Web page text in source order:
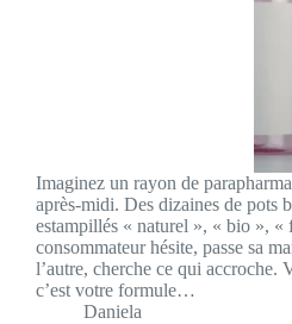
Imaginez un rayon de
après-midi. Des dizaines de pots
estampillés « naturel », « bio », «
consommateur hésite, passe sa
l’autre, cherche ce qui accroche.
c’est votre formule…
Daniela